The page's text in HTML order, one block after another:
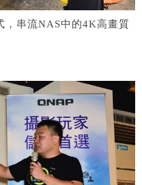
，串流NAS中的4K高畫質